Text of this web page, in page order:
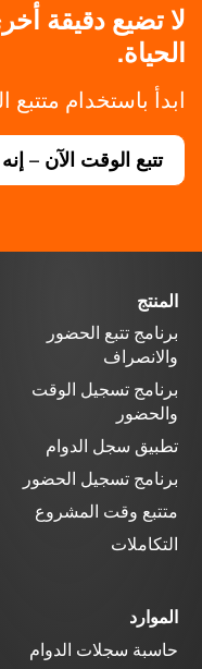
لا تضيع دقيقة
الحياة.
ابدأ باستخدام
تتبع الوقت الآن –
المنتج
برنامج تتبع الحضور
والانصراف
برنامج تسجيل الوقت
والحضور
تطبيق سجل الدوام
برنامج تسجيل الحضور
متتبع وقت المشروع
التكاملات
الموارد
حاسبة سجلات الدوام